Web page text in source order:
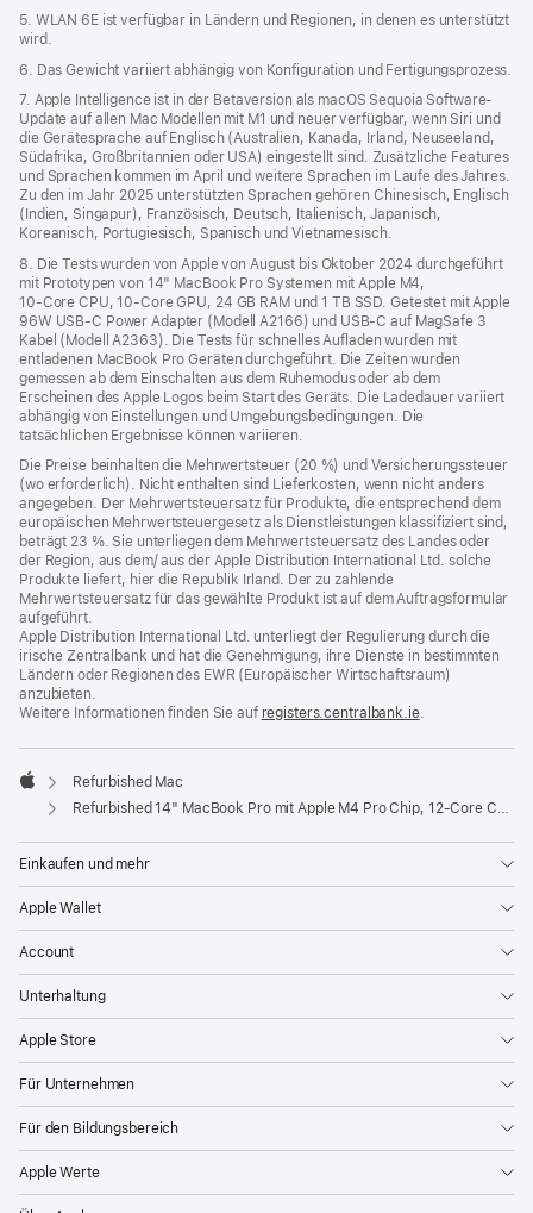
5. WLAN 6E ist verfügbar in Ländern und Regionen, in denen es unterstützt
wird.
6. Das Gewicht variiert abhängig von Konfiguration und Fertigungsprozess.
7. Apple Intelligence ist in der Betaversion als macOS Sequoia Software-
Update auf allen Mac Modellen mit M1 und neuer verfügbar, wenn Siri und
die Gerätesprache auf Englisch (Australien, Kanada, Irland, Neuseeland,
Südafrika, Großbritannien oder USA) eingestellt sind. Zusätzliche Features
und Sprachen kommen im April und weitere Sprachen im Laufe des Jahres.
Zu den im Jahr 2025 unterstützten Sprachen gehören Chinesisch, Englisch
(Indien, Singapur), Französisch, Deutsch, Italienisch, Japanisch,
Koreanisch, Portugiesisch, Spanisch und Vietnamesisch.
8. Die Tests wurden von Apple von August bis Oktober 2024 durchgeführt
mit Prototypen von 14" MacBook Pro Systemen mit Apple M4,
10‑Core CPU, 10‑Core GPU, 24 GB RAM und 1 TB SSD. Getestet mit Apple
96W USB‑C Power Adapter (Modell A2166) und USB‑C auf MagSafe 3
Kabel (Modell A2363). Die Tests für schnelles Aufladen wurden mit
entladenen MacBook Pro Geräten durchgeführt. Die Zeiten wurden
gemessen ab dem Einschalten aus dem Ruhemodus oder ab dem
Erscheinen des Apple Logos beim Start des Geräts. Die Ladedauer variiert
abhängig von Einstellungen und Umgebungsbedingungen. Die
tatsächlichen Ergebnisse können variieren.
Die Preise beinhalten die Mehrwertsteuer (20 %) und Versicherungssteuer
(wo erforderlich). Nicht enthalten sind Lieferkosten, wenn nicht anders
angegeben. Der Mehrwertsteuersatz für Produkte, die entsprechend dem
europäischen Mehrwertsteuergesetz als Dienstleistungen klassifiziert sind,
beträgt 23 %. Sie unterliegen dem Mehrwertsteuersatz des Landes oder
der Region, aus dem/ aus der Apple Distribution International Ltd. solche
Produkte liefert, hier die Republik Irland. Der zu zahlende
Mehrwertsteuersatz für das gewählte Produkt ist auf dem Auftragsformular
aufgeführt.
Apple Distribution International Ltd. unterliegt der Regulierung durch die
irische Zentralbank und hat die Genehmigung, ihre Dienste in bestimmten
Ländern oder Regionen des EWR (Europäischer Wirtschaftsraum)
anzubieten.
Weitere Informationen finden Sie auf registers.centralbank.ie(Öffnet
neues
.
Apple
Refurbished Mac
Refurbished 14" MacBook Pro mit Apple M4 Pro Chip, 12‑Core CPU und 16‑Core GPU – Silber
Einkaufen und mehr
Apple Wallet
Account
Unterhaltung
Apple Store
Für Unternehmen
Für den Bildungsbereich
Apple Werte